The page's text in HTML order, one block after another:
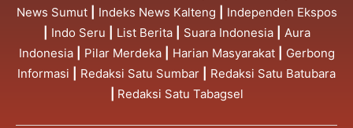
News Sumut
Indeks News Kalteng
Independen Ekspos
Indo Seru List Berita Suara Indonesia
Aura
Indonesia
Pilar Merdeka Harian Masyarakat
Gerbong
Informasi
Redaksi Satu Sumbar
Redaksi Satu Batubara
Redaksi Satu Tabagsel